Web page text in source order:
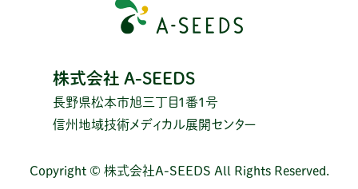
株式会社 A-SEEDS
長野県松本市旭三丁目1番1号
信州地域技術メディカル展開センター
Copyright © 株式会社A-SEEDS All Rights Reserved.